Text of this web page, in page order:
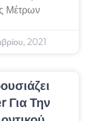
Μέτρων
2021
Για Την